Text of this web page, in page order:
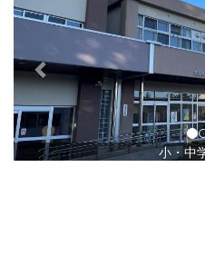
小・中
r
v
i
o
u
s